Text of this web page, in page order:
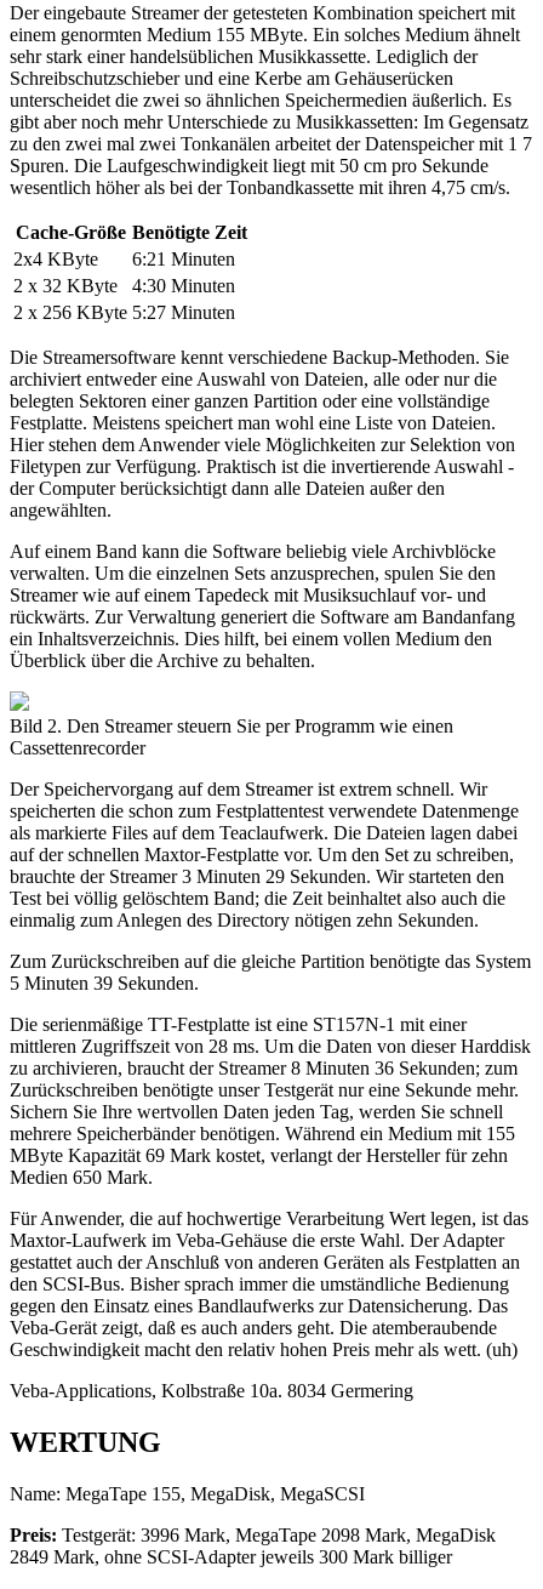
Der eingebaute Streamer der getesteten Kombination speichert mit
einem genormten Medium 155 MByte. Ein solches Medium ähnelt
sehr stark einer handelsüblichen Musikkassette. Lediglich der
Schreibschutzschieber und eine Kerbe am Gehäuserücken
unterscheidet die zwei so ähnlichen Speichermedien äußerlich. Es
gibt aber noch mehr Unterschiede zu Musikkassetten: Im Gegensatz
zu den zwei mal zwei Tonkanälen arbeitet der Datenspeicher mit 1 7
Spuren. Die Laufgeschwindigkeit liegt mit 50 cm pro Sekunde
wesentlich höher als bei der Tonbandkassette mit ihren 4,75 cm/s.
Cache-Größe Benötigte Zeit
2x4 KByte
6:21 Minuten
2 x 32 KByte
4:30 Minuten
2 x 256 KByte 5:27 Minuten
Die Streamersoftware kennt verschiedene Backup-Methoden. Sie
archiviert entweder eine Auswahl von Dateien, alle oder nur die
belegten Sektoren einer ganzen Partition oder eine vollständige
Festplatte. Meistens speichert man wohl eine Liste von Dateien.
Hier stehen dem Anwender viele Möglichkeiten zur Selektion von
Filetypen zur Verfügung. Praktisch ist die invertierende Auswahl -
der Computer berücksichtigt dann alle Dateien außer den
angewählten.
Auf einem Band kann die Software beliebig viele Archivblöcke
verwalten. Um die einzelnen Sets anzusprechen, spulen Sie den
Streamer wie auf einem Tapedeck mit Musiksuchlauf vor- und
rückwärts. Zur Verwaltung generiert die Software am Bandanfang
ein Inhaltsverzeichnis. Dies hilft, bei einem vollen Medium den
Überblick über die Archive zu behalten.
Bild 2. Den Streamer steuern Sie per Programm wie einen
Cassettenrecorder
Der Speichervorgang auf dem Streamer ist extrem schnell. Wir
speicherten die schon zum Festplattentest verwendete Datenmenge
als markierte Files auf dem Teaclaufwerk. Die Dateien lagen dabei
auf der schnellen Maxtor-Festplatte vor. Um den Set zu schreiben,
brauchte der Streamer 3 Minuten 29 Sekunden. Wir starteten den
Test bei völlig gelöschtem Band; die Zeit beinhaltet also auch die
einmalig zum Anlegen des Directory nötigen zehn Sekunden.
Zum Zurückschreiben auf die gleiche Partition benötigte das System
5 Minuten 39 Sekunden.
Die serienmäßige TT-Festplatte ist eine ST157N-1 mit einer
mittleren Zugriffszeit von 28 ms. Um die Daten von dieser Harddisk
zu archivieren, braucht der Streamer 8 Minuten 36 Sekunden; zum
Zurückschreiben benötigte unser Testgerät nur eine Sekunde mehr.
Sichern Sie Ihre wertvollen Daten jeden Tag, werden Sie schnell
mehrere Speicherbänder benötigen. Während ein Medium mit 155
MByte Kapazität 69 Mark kostet, verlangt der Hersteller für zehn
Medien 650 Mark.
Für Anwender, die auf hochwertige Verarbeitung Wert legen, ist das
Maxtor-Laufwerk im Veba-Gehäuse die erste Wahl. Der Adapter
gestattet auch der Anschluß von anderen Geräten als Festplatten an
den SCSI-Bus. Bisher sprach immer die umständliche Bedienung
gegen den Einsatz eines Bandlaufwerks zur Datensicherung. Das
Veba-Gerät zeigt, daß es auch anders geht. Die atemberaubende
Geschwindigkeit macht den relativ hohen Preis mehr als wett. (uh)
Veba-Applications, Kolbstraße 10a. 8034 Germering
WERTUNG
Name: MegaTape 155, MegaDisk, MegaSCSI
Preis: Testgerät: 3996 Mark, MegaTape 2098 Mark, MegaDisk
2849 Mark, ohne SCSI-Adapter jeweils 300 Mark billiger